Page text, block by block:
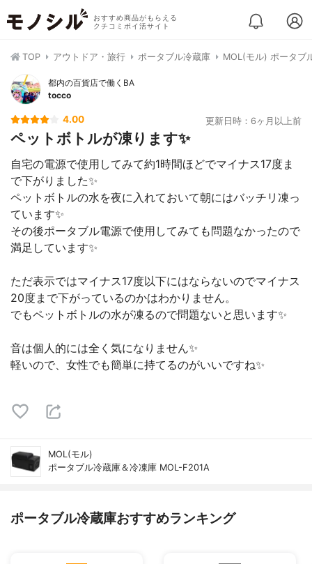
おすすめ商品がもらえる
クチコミポイ活サイト
TOP アウトドア・旅行 ポータブル冷蔵庫 MOL(モル) ポータブ
都内の百貨店で働くBA
tocco
4.00 更新日時：6ヶ月以上前
ペットボトルが凍ります✨
自宅の電源で使用してみて約1時間ほどでマイナス17度ま
で下がりました✨
ペットボトルの水を夜に入れておいて朝にはバッチリ凍っ
ています✨
その後ポータブル電源で使用してみても問題なかったので
満足しています✨
ただ表示ではマイナス17度以下にはならないのでマイナス
20度まで下がっているのかはわかりません。
でもペットボトルの水が凍るので問題ないと思います✨
音は個人的には全く気になりません✨
軽いので、女性でも簡単に持てるのがいいですね✨
MOL(モル)
ポータブル冷蔵庫＆冷凍庫 MOL-F201A
ポータブル冷蔵庫おすすめランキング